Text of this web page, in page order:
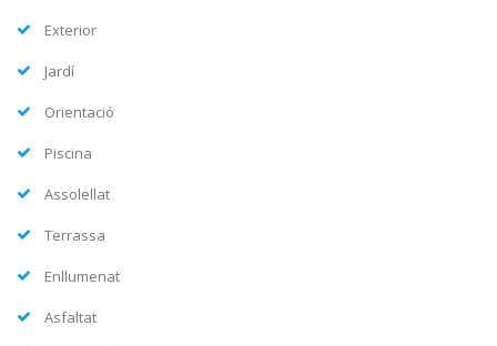
Exterior
Jardí
Orientació
Piscina
Assolellat
Terrassa
Enllumenat
Asfaltat